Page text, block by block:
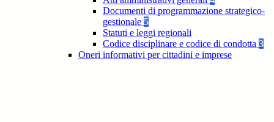
Documenti di programmazione strategico-
gestionale 5
Statuti e leggi regionali
Codice disciplinare e codice di condotta 3
Oneri informativi per cittadini e imprese